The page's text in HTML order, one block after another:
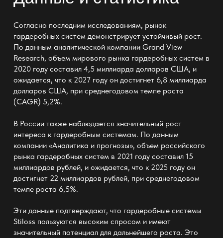
Согласно последним исследованиям, рынок
гардеробных систем демонстрирует устойчивый рост.
По данным аналитической компании Grand View
Research, объем мирового рынка гардеробных систем в
2020 году составил 4,5 миллиарда долларов США, и
ожидается, что к 2027 году он достигнет 6,8 миллиарда
долларов США, при среднегодовом темпе роста
(CAGR) 5,2%.
В России также наблюдается значительный рост
интереса к гардеробным системам. По данным
компании «Аналитика и прогнозы», объем российского
рынка гардеробных систем в 2021 году составил 15
миллиардов рублей, и ожидается, что к 2025 году он
достигнет 22 миллиардов рублей, при среднегодовом
темпе роста 6,5%.
Эти данные подтверждают, что гардеробные системы
Stiloss пользуются высокимспросом и имеют
значительный потенциал для дальнейшего роста. Это